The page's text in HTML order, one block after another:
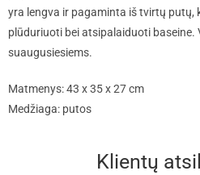
yra lengva ir pagaminta iš tvirtų putų,
plūduriuoti bei atsipalaiduoti
suaugusiesiems.
Matmenys: 43 x 35 x 27 cm
Medžiaga: putos
Klientų